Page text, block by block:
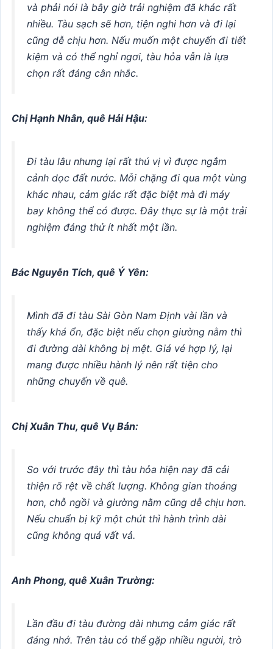
và phải nói là bây giờ trải nghiệm đã khác rất
nhiều. Tàu sạch sẽ hơn, tiện nghi hơn và đi lại
cũng dễ chịu hơn. Nếu muốn một chuyến đi tiết
kiệm và có thể nghỉ ngơi, tàu hỏa vẫn là lựa
chọn rất đáng cân nhắc.
Chị Hạnh Nhân, quê Hải Hậu:
Đi tàu lâu nhưng lại rất thú vị vì được ngắm
cảnh dọc đất nước. Mỗi chặng đi qua một vùng
khác nhau, cảm giác rất đặc biệt mà đi máy
bay không thể có được. Đây thực sự là một trải
nghiệm đáng thử ít nhất một lần.
Bác Nguyễn Tích, quê Ý Yên:
Mình đã đi tàu Sài Gòn Nam Định vài lần và
thấy khá ổn, đặc biệt nếu chọn giường nằm thì
đi đường dài không bị mệt. Giá vé hợp lý, lại
mang được nhiều hành lý nên rất tiện cho
những chuyến về quê.
Chị Xuân Thu, quê Vụ Bản:
So với trước đây thì tàu hỏa hiện nay đã cải
thiện rõ rệt về chất lượng. Không gian thoáng
hơn, chỗ ngồi và giường nằm cũng dễ chịu hơn.
Nếu chuẩn bị kỹ một chút thì hành trình dài
cũng không quá vất vả.
Anh Phong, quê Xuân Trường:
Lần đầu đi tàu đường dài nhưng cảm giác rất
đáng nhớ. Trên tàu có thể gặp nhiều người, trò